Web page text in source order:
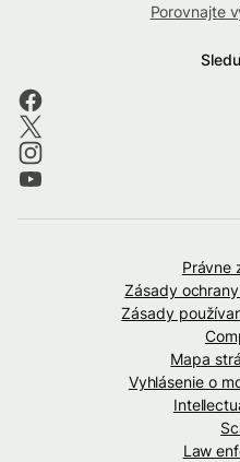
Porovnajte
Právne
Zásady
Zásady
Mapa
Vyhlásenie o
Law